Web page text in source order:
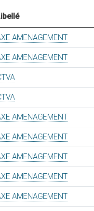
AMENAGEMENT
AMENAGEMENT
AMENAGEMENT
AMENAGEMENT
AMENAGEMENT
AMENAGEMENT
AMENAGEMENT